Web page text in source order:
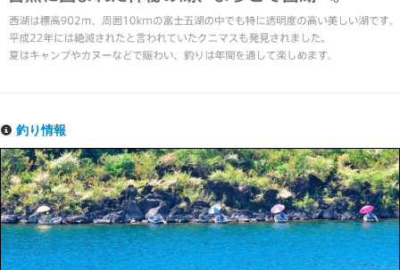
釣り情報